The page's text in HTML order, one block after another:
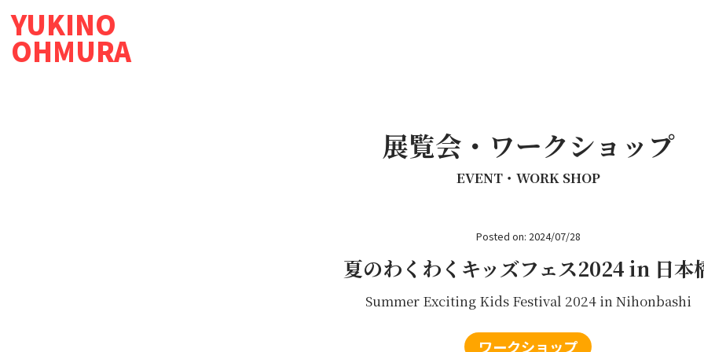
YUKINO
OHMURA
展覧会・ワークショップ
EVENT・WORK SHOP
Posted on: 2024/07/28
夏のわくわくキッズフェス2024 in 日本
Summer Exciting Kids Festival 2024 in Nihonbashi
ワークショップ